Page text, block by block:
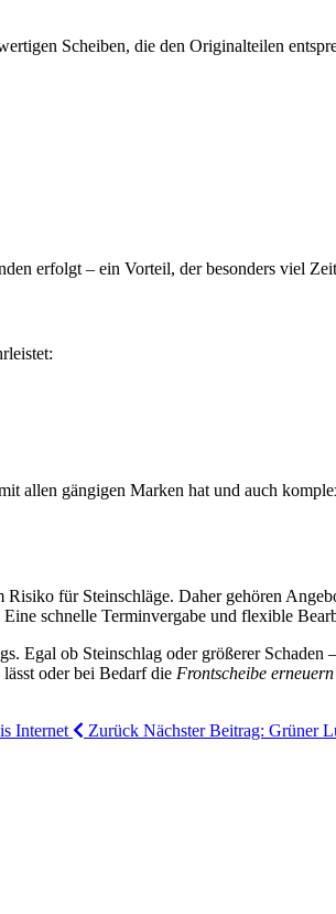
Scheiben, die den Originalteilen
erfolgt – ein Vorteil, der besonders viel
gängigen Marken hat und auch
für Steinschläge. Daher gehören
schnelle Terminvergabe und flexible
Egal ob Steinschlag oder größerer
oder bei Bedarf die Frontscheibe erneuern
Internet
Zurück Nächster Beitrag: Grüner